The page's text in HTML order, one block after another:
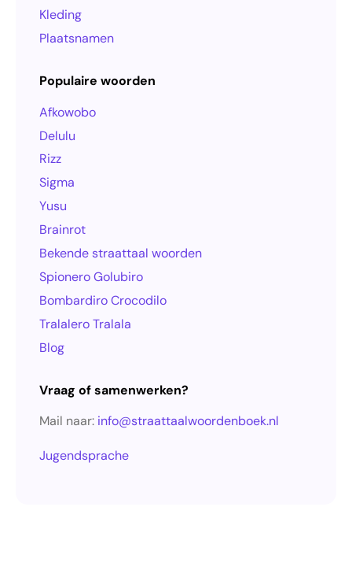
Kleding
Plaatsnamen
Populaire woorden
Afkowobo
Delulu
Rizz
Sigma
Yusu
Brainrot
Bekende straattaal woorden
Spionero Golubiro
Bombardiro Crocodilo
Tralalero Tralala
Blog
Vraag of samenwerken?
Mail naar: info@straattaalwoordenboek.nl
Jugendsprache